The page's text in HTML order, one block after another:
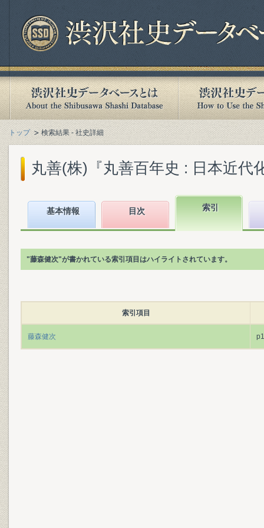
トップ 検索結果 - 社史詳細
丸善(株)『丸善百年史 : 日本近代
基本情報 目次 索引
"藤森健次"が書かれている索引項目はハイライトされています。
索引項目
藤森健次